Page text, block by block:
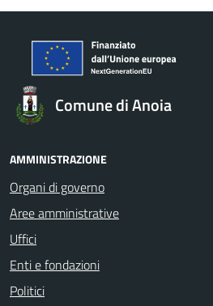
Comune di Anoia
AMMINISTRAZIONE
Organi di governo
Aree amministrative
Uffici
Enti e fondazioni
Politici